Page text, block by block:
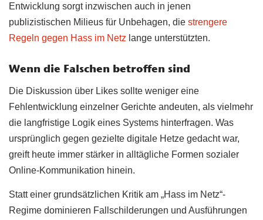
Entwicklung sorgt inzwischen auch in jenen
publizistischen Milieus für Unbehagen, die strengere
Regeln gegen Hass im Netz lange unterstützten.
Wenn die Falschen betroffen sind
Die Diskussion über Likes sollte weniger eine
Fehlentwicklung einzelner Gerichte andeuten, als vielmehr
die langfristige Logik eines Systems hinterfragen. Was
ursprünglich gegen gezielte digitale Hetze gedacht war,
greift heute immer stärker in alltägliche Formen sozialer
Online-Kommunikation hinein.
Statt einer grundsätzlichen Kritik am „Hass im Netz“-
Regime dominieren Fallschilderungen und Ausführungen